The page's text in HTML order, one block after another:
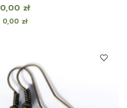
Cena
0,00 zł
Cena
0,00 zł